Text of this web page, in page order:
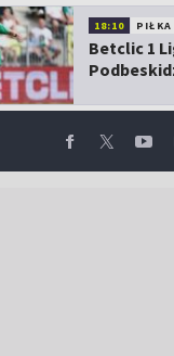
18:10 PIŁKA
Betclic 1